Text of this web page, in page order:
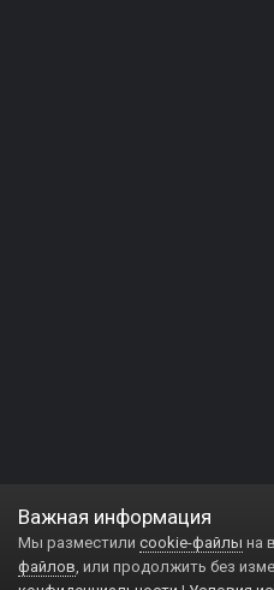
Важная информация
Мы разместили cookie-файлы на
файлов, или продолжить без